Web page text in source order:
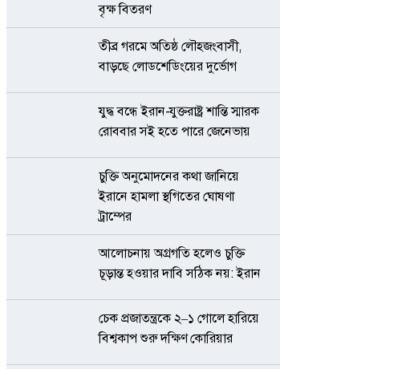
বৃক্ষ বিতরণ
তীব্র গরমে অতিষ্ঠ লৌহজংবাসী,
বাড়ছে লোডশেডিংয়ের দুর্ভোগ
যুদ্ধ বন্ধে ইরান-যুক্তরাষ্ট্র শান্তি স্মারক
রোববার সই হতে পারে জেনেভায়
চুক্তি অনুমোদনের কথা জানিয়ে
ইরানে হামলা স্থগিতের ঘোষণা
ট্রাম্পের
আলোচনায় অগ্রগতি হলেও চুক্তি
চূড়ান্ত হওয়ার দাবি সঠিক নয়: ইরান
চেক প্রজাতন্ত্রকে ২–১ গোলে হারিয়ে
বিশ্বকাপ শুরু দক্ষিণ কোরিয়ার